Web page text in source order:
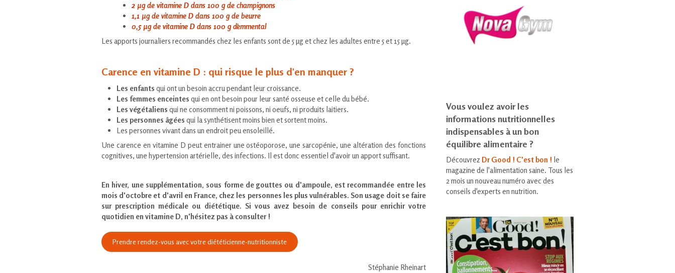
2 µg de vitamine D dans 100 g de champignons
1,1 µg de vitamine D dans 100 g de beurre
0,5 µg de vitamine D dans 100 g d'emmental
Les apports journaliers recommandés chez les enfants sont de 5 µg et chez les adultes entre 5 et 15 µg.
Carence en vitamine D : qui risque le plus d'en manquer ?
Les enfants qui ont un besoin accru pendant leur croissance.
Les femmes enceintes qui en ont besoin pour leur santé osseuse et celle du bébé.
Les végétaliens qui ne consomment ni poissons, ni oeufs, ni produits laitiers.
Les personnes âgées qui la synthétisent moins bien et sortent moins.
Les personnes vivant dans un endroit peu ensoleillé.
Une carence en vitamine D peut entrainer une ostéoporose, une sarcopénie, une altération des fonctions
cognitives, une hypertension artérielle, des infections. Il est donc essentiel d'avoir un apport suffisant.
En hiver, une supplémentation, sous forme de gouttes ou d'ampoule, est recommandée entre les
mois d'octobre et d'avril en France, chez les personnes les plus vulnérables. Son usage doit se faire
sur prescription médicale ou diététique. Si vous avez besoin de conseils pour enrichir votre
quotidien en vitamine D, n'hésitez pas à consulter !
Prendre rendez-vous avec votre diététicienne-nutritionniste
Stéphanie Rheinart
Vous voulez avoir les
informations nutritionnelles
indispensables à un bon
équilibre alimentaire ?
Découvrez Dr Good ! C'est bon ! le
magazine de l'alimentation saine. Tous les
2 mois un nouveau numéro avec des
conseils d'experts en nutrition.